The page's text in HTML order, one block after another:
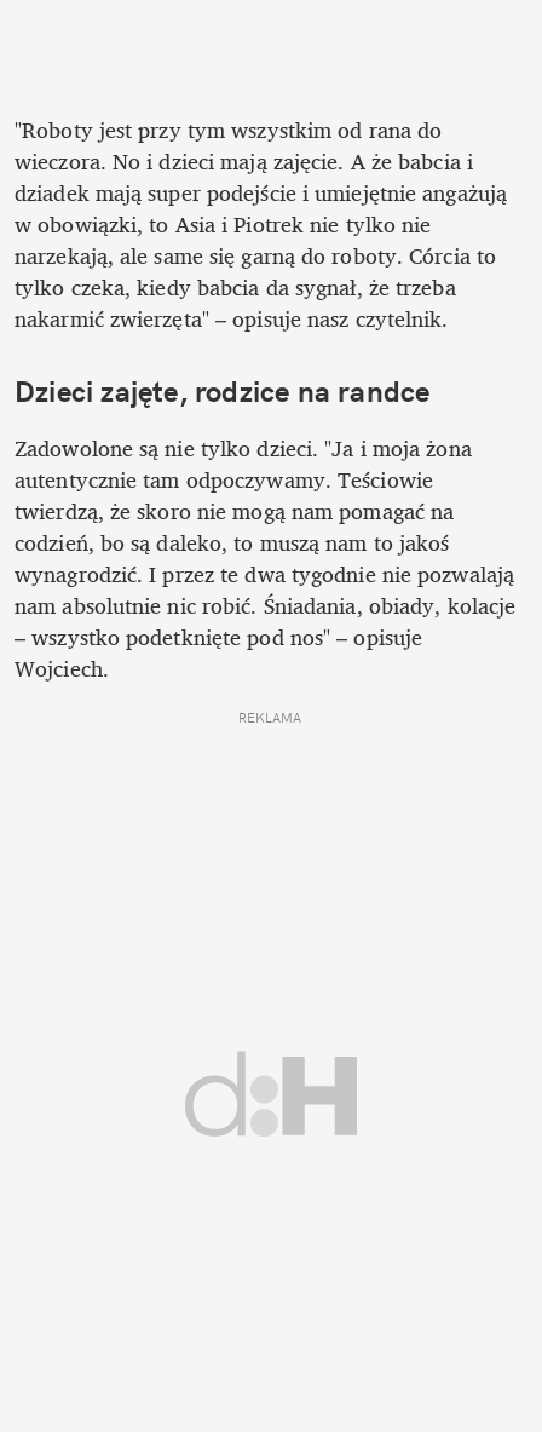
"Roboty jest przy tym wszystkim od rana do
wieczora. No i dzieci mają zajęcie. A że babcia i
dziadek mają super podejście i umiejętnie angażują
w obowiązki, to Asia i Piotrek nie tylko nie
narzekają, ale same się garną do roboty. Córcia to
tylko czeka, kiedy babcia da sygnał, że trzeba
nakarmić zwierzęta" – opisuje nasz czytelnik.
Dzieci zajęte, rodzice na randce
Zadowolone są nie tylko dzieci. "Ja i moja żona
autentycznie tam odpoczywamy. Teściowie
twierdzą, że skoro nie mogą nam pomagać na
codzień, bo są daleko, to muszą nam to jakoś
wynagrodzić. I przez te dwa tygodnie nie pozwalają
nam absolutnie nic robić. Śniadania, obiady, kolacje
– wszystko podetknięte pod nos" – opisuje
Wojciech.
REKLAMA